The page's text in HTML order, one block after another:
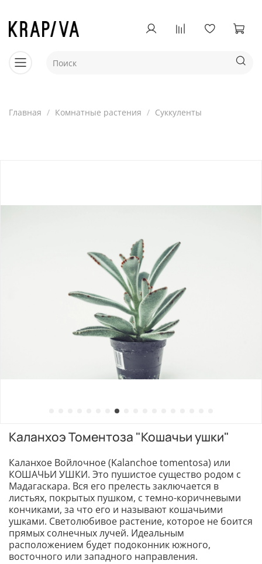
Главная Комнатные растения Суккуленты
Каланхоэ Томентоза "Кошачьи ушки"
Каланхое Войлочное (Kalanchoe tomentosa) или
КОШАЧЬИ УШКИ. Это пушистое существо родом с
Мадагаскара. Вся его прелесть заключается в
листьях, покрытых пушком, с темно-коричневыми
кончиками, за что его и называют кошачьими
ушками. Светолюбивое растение, которое не боится
прямых солнечных лучей. Идеальным
расположением будет подоконник южного,
восточного или западного направления.